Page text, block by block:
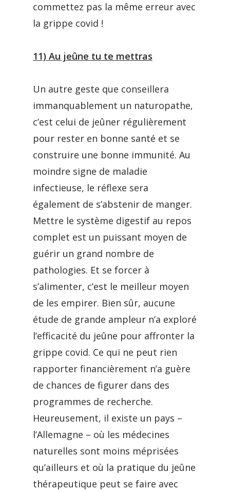
commettez pas la même erreur avec
la grippe covid !
11) Au jeûne tu te mettras
Un autre geste que conseillera
immanquablement un naturopathe,
c’est celui de jeûner régulièrement
pour rester en bonne santé et se
construire une bonne immunité. Au
moindre signe de maladie
infectieuse, le réflexe sera
également de s’abstenir de manger.
Mettre le système digestif au repos
complet est un puissant moyen de
guérir un grand nombre de
pathologies. Et se forcer à
s’alimenter, c’est le meilleur moyen
de les empirer. Bien sûr, aucune
étude de grande ampleur n’a exploré
l’efficacité du jeûne pour affronter la
grippe covid. Ce qui ne peut rien
rapporter financièrement n’a guère
de chances de figurer dans des
programmes de recherche.
Heureusement, il existe un pays –
l’Allemagne – où les médecines
naturelles sont moins méprisées
qu’ailleurs et où la pratique du jeûne
thérapeutique peut se faire avec